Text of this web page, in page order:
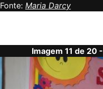
Fonte: Maria Darcy
Imagem 11 de 20 -